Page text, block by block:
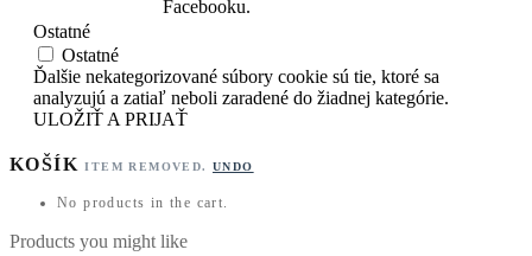
Facebooku.
Ostatné
Ostatné
Ďalšie nekategorizované súbory cookie sú tie, ktoré sa
analyzujú a zatiaľ neboli zaradené do žiadnej kategórie.
ULOŽIŤ A PRIJAŤ
KOŠÍKITEM REMOVED.UNDO
No products in the cart.
Products you might like